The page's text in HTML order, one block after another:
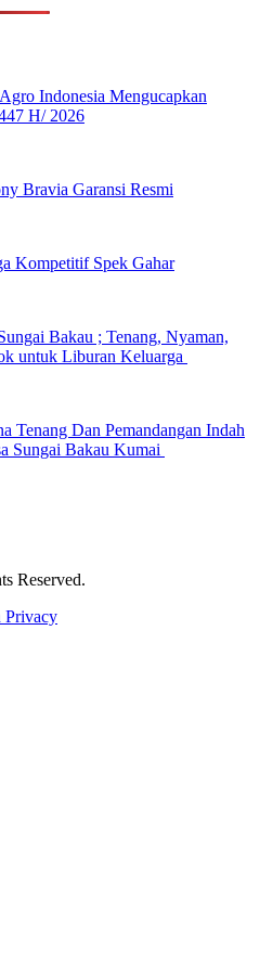
Indonesia Mengucapkan
H/ 2026
Bravia Garansi Resmi
Kompetitif Spek Gahar
Bakau ; Tenang, Nyaman,
untuk Liburan Keluarga
Tenang Dan Pemandangan Indah
Sungai Bakau Kumai
Reserved.
Privacy